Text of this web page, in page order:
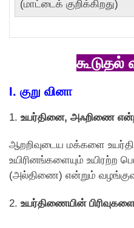
(மாட்டைக் குறிக்கிறது)
கூடுதல்
I. குறு வினா
1. உயர்தினை, அஃறிணை
ஆறறிவுடைய மக்களை
உயிரினங்களையும் உயிரற்ற
(அல்திணை) என்றும்
2. உயர்திணையின் பிரிவுகளை